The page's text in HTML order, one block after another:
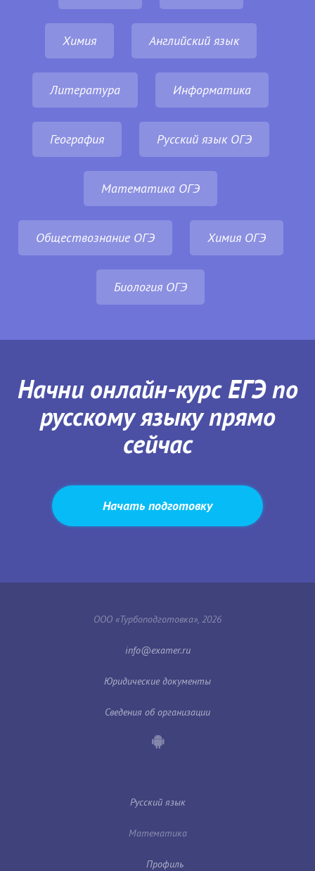
Химия Английский язык
Литература Информатика
География Русский язык ОГЭ
Математика ОГЭ
Обществознание ОГЭ Химия ОГЭ
Биология ОГЭ
Начни онлайн-курс ЕГЭ по
русскому языку прямо
сейчас
Начать подготовку
ООО «Турбоподготовка», 2026
Юридические документы
Сведения об организации
Русский язык
Математика
Профиль